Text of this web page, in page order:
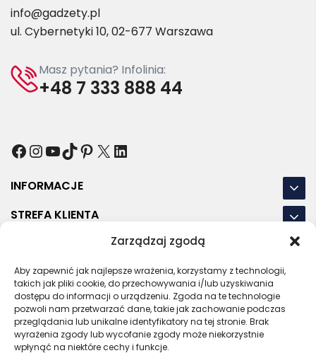
Zarządzaj zgodą
Aby zapewnić jak najlepsze wrażenia, korzystamy z technologii,
takich jak pliki cookie, do przechowywania i/lub uzyskiwania
dostępu do informacji o urządzeniu. Zgoda na te technologie
pozwoli nam przetwarzać dane, takie jak zachowanie podczas
przeglądania lub unikalne identyfikatory na tej stronie. Brak
wyrażenia zgody lub wycofanie zgody może niekorzystnie
wpłynąć na niektóre cechy i funkcje.
info@gadzety.pl
ul. Cybernetyki 10, 02-677 Warszawa
Masz pytania? Infolinia:
+48 7 333 888 44
Facebook
Instagram
YouTube
TikTok
Pinterest
X LinkedIn
INFORMACJE
STREFA KLIENTA
NASZE LOKALIZACJE
OSTATNIE POSTY
RODOREGULAMINPOLITYKA PRYWATNOŚCI